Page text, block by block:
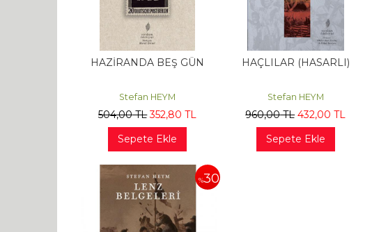
HAZİRANDA BEŞ GÜN
Stefan HEYM
504,00TL 352,80 TL
Sepete Ekle
HAÇLILAR (HASARLI)
Stefan HEYM
960,00TL 432,00 TL
Sepete Ekle
%30